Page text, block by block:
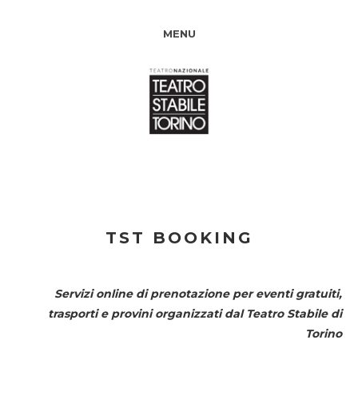
MENU
TST BOOKING
Servizi online di prenotazione per eventi gratuiti,
trasporti e provini organizzati dal Teatro Stabile di
Torino